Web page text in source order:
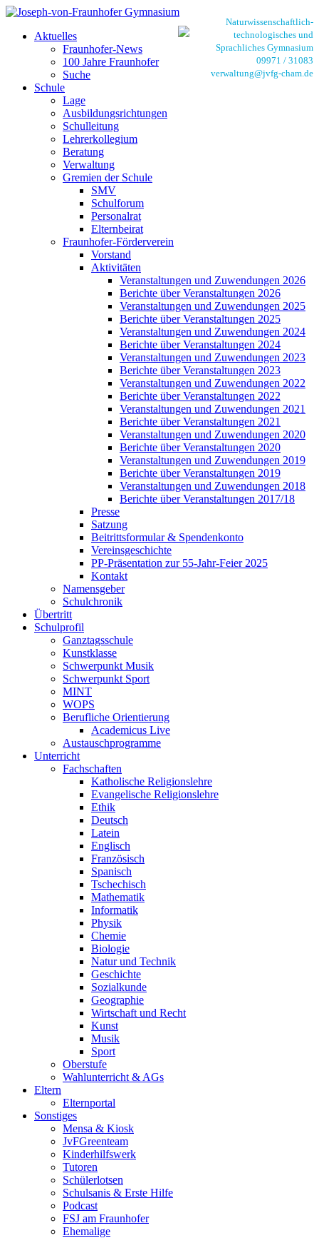
Naturwissenschaftlich-
technologisches und
Sprachliches Gymnasium
09971 / 31083
verwaltung@jvfg-cham.de
Aktuelles
Fraunhofer-News
100 Jahre Fraunhofer
Suche
Schule
Lage
Ausbildungsrichtungen
Schulleitung
Lehrerkollegium
Beratung
Verwaltung
Gremien der Schule
SMV
Schulforum
Personalrat
Elternbeirat
Fraunhofer-Förderverein
Vorstand
Aktivitäten
Veranstaltungen und Zuwendungen 2026
Berichte über Veranstaltungen 2026
Veranstaltungen und Zuwendungen 2025
Berichte über Veranstaltungen 2025
Veranstaltungen und Zuwendungen 2024
Berichte über Veranstaltungen 2024
Veranstaltungen und Zuwendungen 2023
Berichte über Veranstaltungen 2023
Veranstaltungen und Zuwendungen 2022
Berichte über Veranstaltungen 2022
Veranstaltungen und Zuwendungen 2021
Berichte über Veranstaltungen 2021
Veranstaltungen und Zuwendungen 2020
Berichte über Veranstaltungen 2020
Veranstaltungen und Zuwendungen 2019
Berichte über Veranstaltungen 2019
Veranstaltungen und Zuwendungen 2018
Berichte über Veranstaltungen 2017/18
Presse
Satzung
Beitrittsformular & Spendenkonto
Vereinsgeschichte
PP-Präsentation zur 55-Jahr-Feier 2025
Kontakt
Namensgeber
Schulchronik
Übertritt
Schulprofil
Ganztagsschule
Kunstklasse
Schwerpunkt Musik
Schwerpunkt Sport
MINT
WOPS
Berufliche Orientierung
Academicus Live
Austauschprogramme
Unterricht
Fachschaften
Katholische Religionslehre
Evangelische Religionslehre
Ethik
Deutsch
Latein
Englisch
Französisch
Spanisch
Tschechisch
Mathematik
Informatik
Physik
Chemie
Biologie
Natur und Technik
Geschichte
Sozialkunde
Geographie
Wirtschaft und Recht
Kunst
Musik
Sport
Oberstufe
Wahlunterricht & AGs
Eltern
Elternportal
Sonstiges
Mensa & Kiosk
JvFGreenteam
Kinderhilfswerk
Tutoren
Schülerlotsen
Schulsanis & Erste Hilfe
Podcast
FSJ am Fraunhofer
Ehemalige